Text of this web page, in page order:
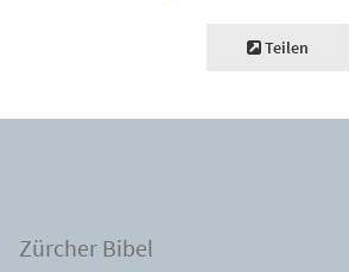
Teilen
Zürcher Bibel